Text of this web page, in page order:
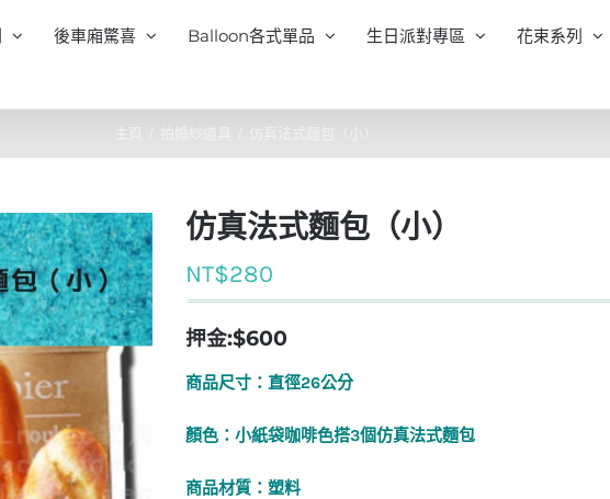
後車廂驚喜 Balloon各式單品 生日派對專區 花束系列
拍婚紗道具
仿真法式麵包（小）
NT$280
押金:$600
商品尺寸：直徑26公分
顏色：小紙袋咖啡色搭3個仿真法式麵包
商品材質：塑料